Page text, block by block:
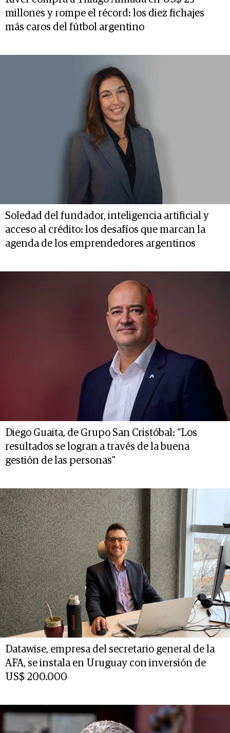
millones y rompe el récord: los diez fichajes
más caros del fútbol argentino
Soledad del fundador, inteligencia artificial y
acceso al crédito: los desafíos que marcan la
agenda de los emprendedores argentinos
Diego Guaita, de Grupo San Cristóbal: “Los
resultados se logran a través de la buena
gestión de las personas”
Datawise, empresa del secretario general de la
AFA, se instala en Uruguay con inversión de
US$ 200.000